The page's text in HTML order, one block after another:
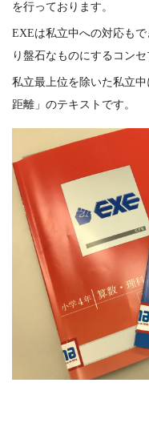
を行っております。
EXEは私立中への対応も
り盤石なものにするコンセ
私立最上位を除いた私立
距離」のテキストです。